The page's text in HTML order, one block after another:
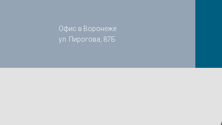
Офис в Воронеже
ул. Пирогова, 87Б